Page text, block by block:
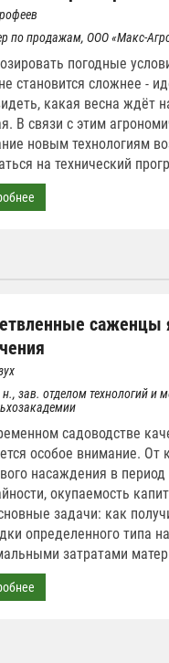
по продажам, ООО «Макс-
погодные
становится сложнее -
какая весна ждёт
В связи с этим
новым технологиям
на технический
н., зав. отделом технологий
садоводстве
особое внимание. От
насаждения в
окупаемость
задачи: как
определенного типа
затратами